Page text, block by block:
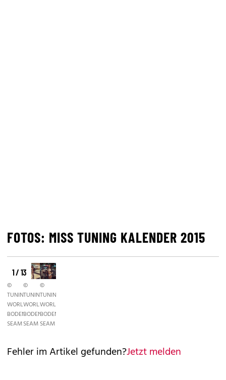
FOTOS: MISS TUNING KALENDER 2015
1 / 13
©
TUNING
WORLD
BODENSEE/MAX
SEAM
©
TUNING
WORLD
BODENSEE/MAX
SEAM
©
TUNING
WORLD
BODENSEE/MAX
SEAM
Fehler im Artikel gefunden?Jetzt melden